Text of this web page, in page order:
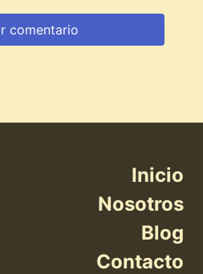
Inicio
Nosotros
Blog
Contacto